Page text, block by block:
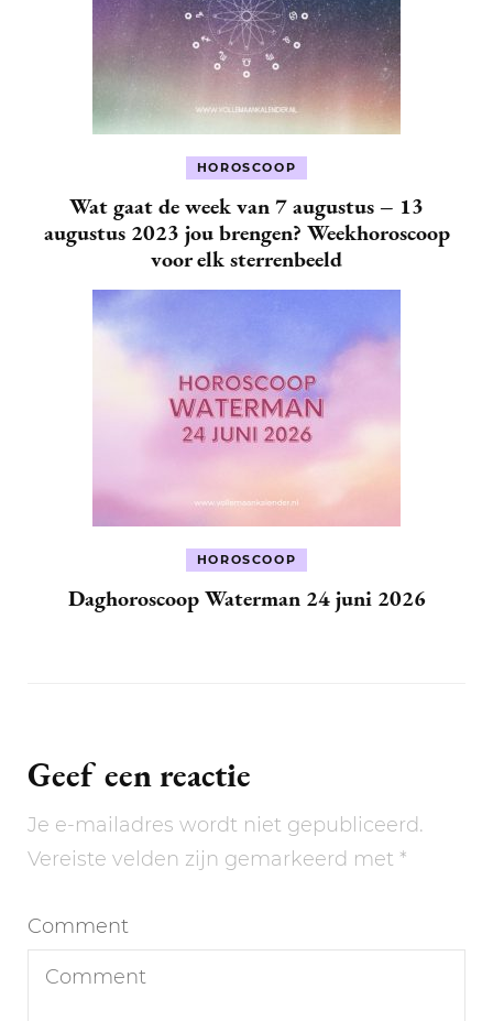
HOROSCOOP
Wat gaat de week van 7 augustus – 13
augustus 2023 jou brengen? Weekhoroscoop
voor elk sterrenbeeld
HOROSCOOP
Daghoroscoop Waterman 24 juni 2026
Geef een reactie
Je e-mailadres wordt niet gepubliceerd.
Vereiste velden zijn gemarkeerd met *
Comment